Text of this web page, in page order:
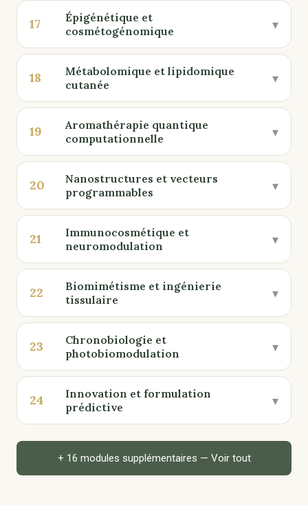
17
Épigénétique et
cosmétogénomique
▾
18
Métabolomique et lipidomique
cutanée
▾
19
Aromathérapie quantique
computationnelle
▾
20
Nanostructures et vecteurs
programmables
▾
21
Immunocosmétique et
neuromodulation
▾
22
Biomimétisme et ingénierie
tissulaire
▾
23
Chronobiologie et
photobiomodulation
▾
24
Innovation et formulation
prédictive
▾
+ 16 modules supplémentaires — Voir tout